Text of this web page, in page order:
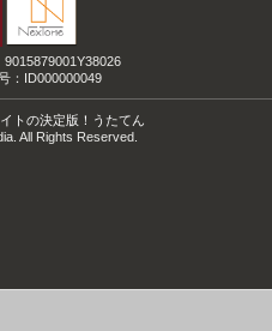
：ID000000049
トの決定版！うたてん
All Rights Reserved.